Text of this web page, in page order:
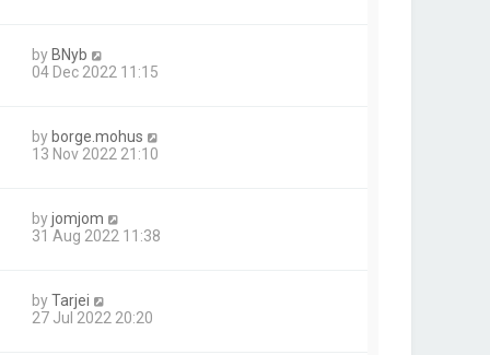
by BNyb
04 Dec 2022 11:15
by borge.mohus
13 Nov 2022 21:10
byjomjom
31 Aug 2022 11:38
byTarjei
27 Jul 2022 20:20